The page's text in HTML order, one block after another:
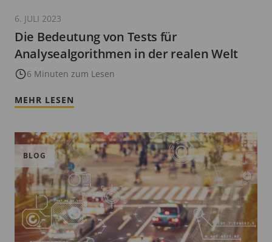
Die Bedeutung von Tests für
Analysealgorithmen in der realen Welt
6 Minuten zum Lesen
6. JULI 2023
MEHR LESEN
BLOG